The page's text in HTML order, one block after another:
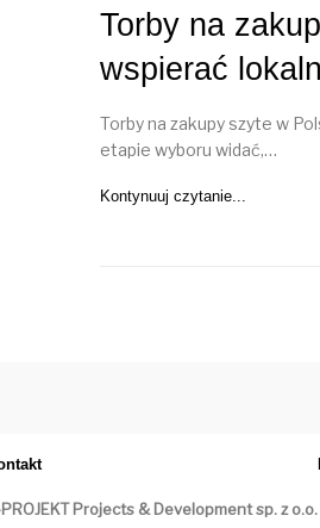
Torby na
wspierać
Torby na zakupy szyte w
etapie wyboru widać,…
Kontynuuj czytanie...
Projects & Development sp. z o.o.